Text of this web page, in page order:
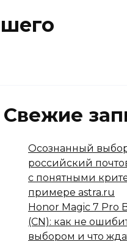
Свежие
Осознанный
российский
с понятными
примере astra.ru
Honor Magic 7 Pro
(CN): как не
выбором и что